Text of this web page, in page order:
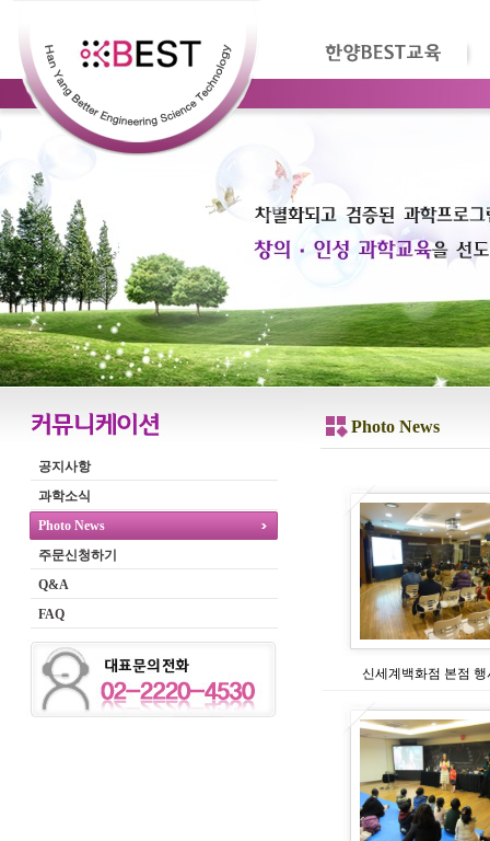
공지사항
과학소식
Photo News
주문신청하기
Q&A
FAQ
Photo News
신세계백화점 본점 행